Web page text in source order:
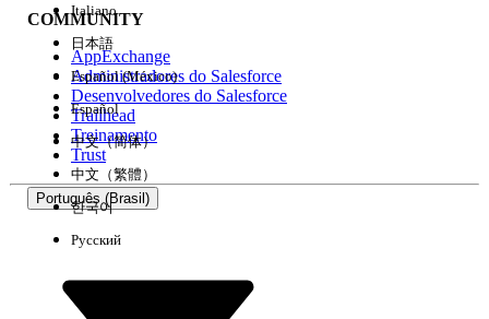
Experiência
COMMUNITY
AppExchange
Administradores do Salesforce
Desenvolvedores do Salesforce
Trailhead
Treinamento
Trust
Português (Brasil)
Italiano
日本語
Español (México)
Español
中文（简体）
中文（繁體）
한국어
Русский